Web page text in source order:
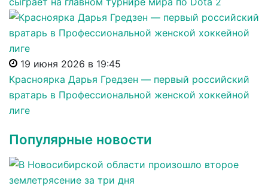
19 июня 2026 в 19:45
Красноярка Дарья Гредзен — первый российский
вратарь в Профессиональной женской хоккейной
лиге
Популярные новости